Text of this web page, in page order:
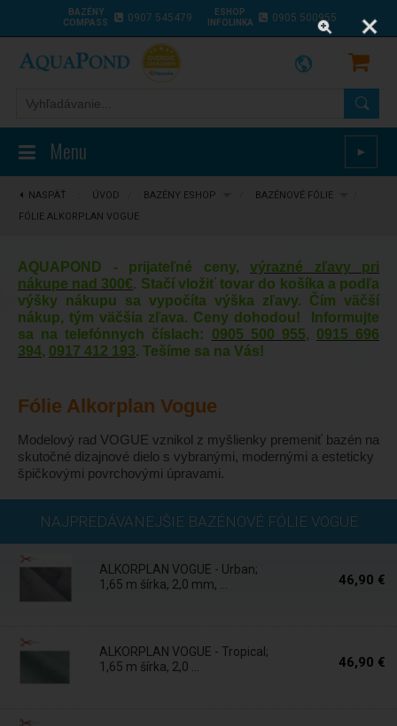
BAZÉNY
COMPASS
0907 545479
ESHOP
INFOLINKA
0905 500955
Menu ►
NASPÄŤ ÚVOD BAZÉNY ESHOP BAZÉNOVÉ FÓLIE
FÓLIE ALKORPLAN VOGUE
AQUAPOND - prijateľné ceny, výrazné zľavy pri
nákupe nad 300€. Stačí vložiť tovar do košíka a podľa
výšky nákupu sa vypočíta výška zľavy. Čím väčší
nákup, tým väčšia zľava. Ceny dohodou! Informujte
sa na telefónnych číslach: 0905 500 955, 0915 696
394, 0917 412 193. Tešíme sa na Vás!
Fólie Alkorplan Vogue
Modelový rad VOGUE vznikol z myšlienky premeniť bazén na
skutočné dizajnové dielo s vybranými, modernými a esteticky
špičkovými povrchovými úpravami.
NAJPREDÁVANEJŠIE BAZÉNOVÉ FÓLIE VOGUE
ALKORPLAN VOGUE - Urban;
1,65 m šírka, 2,0 mm, ...
46,90 €
Skladom
ALKORPLAN VOGUE - Tropical;
1,65 m šírka, 2,0 ...
46,90 €